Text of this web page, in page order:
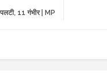
11 गंभीर | MP